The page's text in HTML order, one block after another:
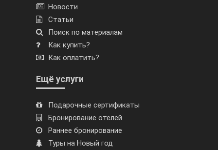
Новости
Статьи
Поиск по материалам
Как купить?
Как оплатить?
Ещё услуги
Подарочные сертификаты
Бронирование отелей
Раннее бронирование
Туры на Новый год